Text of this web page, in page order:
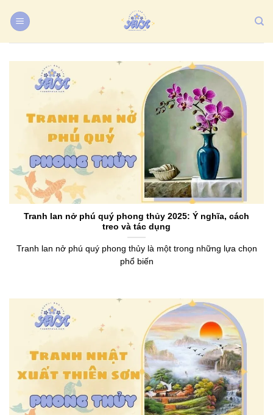
qua
Tranh lan nở phú quý phong thủy 2025: Ý nghĩa, cách
treo và tác dụng
Tranh lan nở phú quý phong thủy là một trong những lựa chọn
phổ biến